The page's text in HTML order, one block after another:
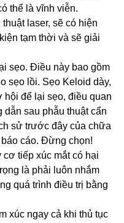
thể là vĩnh viễn.
laser, sẽ có hiện
tạm thời và sẽ giải
sẹo. Điều này bao gồm
sẹo lồi. Sẹo Keloid dày,
hội để lại sẹo, điều quan
sau phẫu thuật cẩn
sử trước đây của chữa
cáo. Đừng chọn!
cơ tiếp xúc mắt có hại
là phải luôn nhắm
quá trình điều trị bằng
xúc ngay cả khi thủ tục